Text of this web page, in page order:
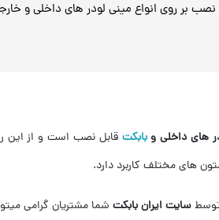
نصب بر روی انواع مینی لودر های داخلی و
های داخلی وبابکت قابل نصب است و از این
های مختلف کاربرد دارد.
توسطسایت ایران بابکت شما مشتریان گرامی